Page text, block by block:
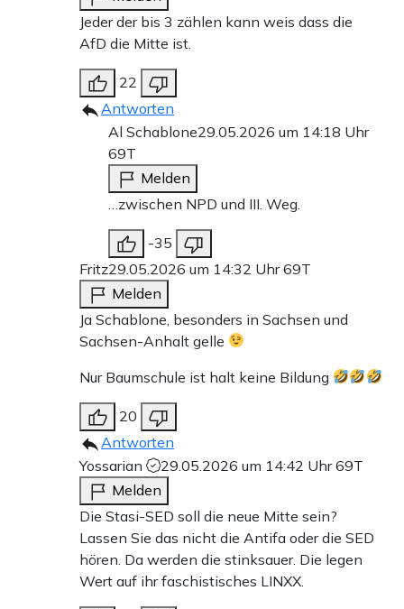
Jeder der bis 3 zählen kann weis dass die
AfD die Mitte ist.
22
Antworten
Al Schablone29.05.2026 um 14:18 Uhr
69T
Melden
…zwischen NPD und III. Weg.
-35
Fritz29.05.2026 um 14:32 Uhr69T
Melden
Ja Schablone, besonders in Sachsen und
Sachsen-Anhalt gelle
Nur Baumschule ist halt keine Bildung
20
Antworten
Yossarian
29.05.2026 um 14:42 Uhr69T
Melden
Die Stasi-SED soll die neue Mitte sein?
Lassen Sie das nicht die Antifa oder die SED
hören. Da werden die stinksauer. Die legen
Wert auf ihr faschistisches LINXX.